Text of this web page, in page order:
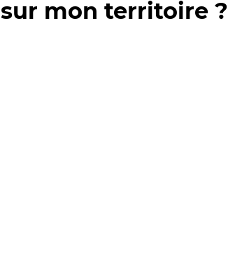
sur mon territoire ?